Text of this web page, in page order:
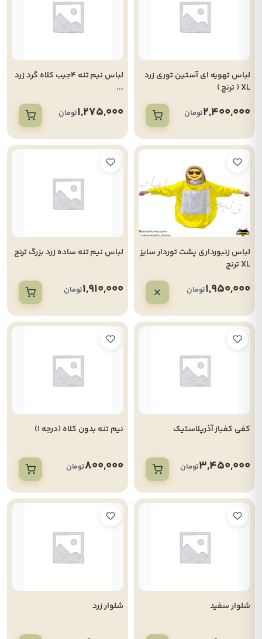
لباس تهویه ای آستین توری زرد
XL ( ترنج )
2,400,000تومان
لباس نیم تنه 4جیب کلاه گرد زرد
...
1,275,000تومان
لباس زنبورداری پشت توردار سایز
XL ترنج
1,950,000تومان
لباس نیم تنه ساده زرد بزرگ ترنج
1,910,000تومان
کفی کفباز آذرپلاستیک
3,450,000تومان
نیم تنه بدون کلاه (درجه 1)
800,000تومان
شلوار سفید شلوار زرد